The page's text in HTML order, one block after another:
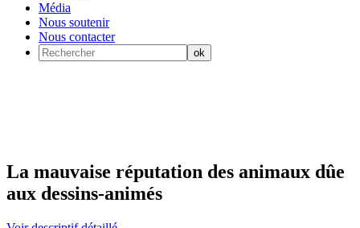
Média
Nous soutenir
Nous contacter
La mauvaise réputation des animaux dûe
aux dessins-animés